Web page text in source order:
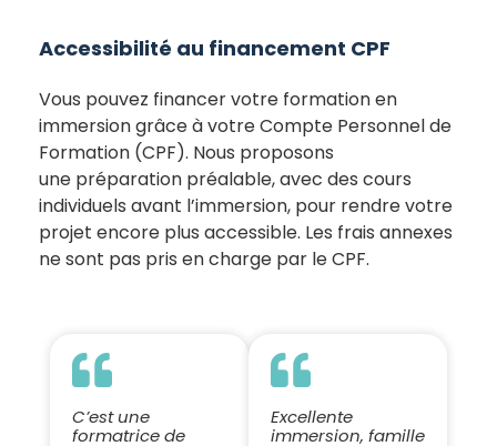
Accessibilité au financement CPF
Vous pouvez financer votre formation en
immersion grâce à votre Compte Personnel de
Formation (CPF). Nous proposons
une préparation préalable, avec des cours
individuels avant l’immersion, pour rendre votre
projet encore plus accessible. Les frais annexes
ne sont pas pris en charge par le CPF.
C’est une
formatrice de
Excellente
immersion, famille